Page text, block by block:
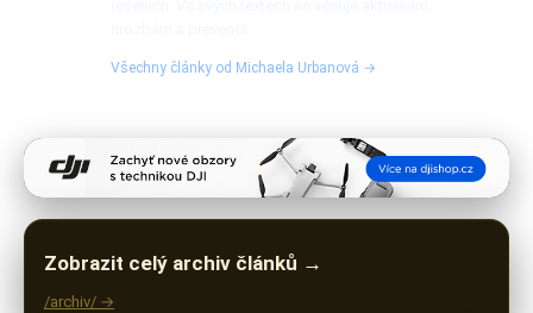
Všechny články od Michaela Urbanová →
Zobrazit celý archiv článků →
/archiv/ →